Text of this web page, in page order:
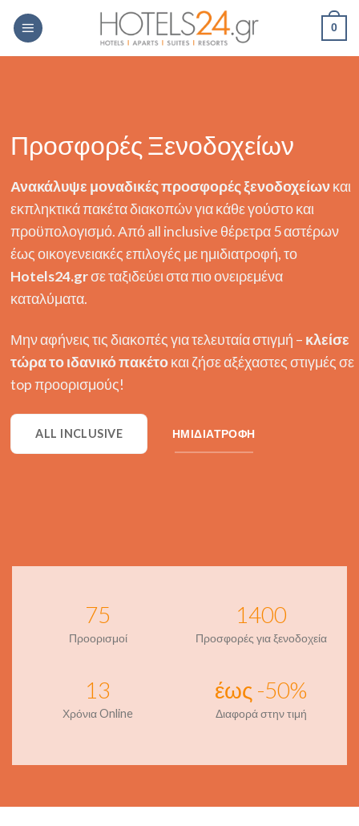
Skip
content
0
Προσφορές Ξενοδοχείων
Ανακάλυψε μοναδικές προσφορές ξενοδοχείωνκαι
εκπληκτικά πακέτα διακοπών για κάθε γούστο και
προϋπολογισμό. Απόall inclusive θέρετρα 5 αστέρων
έως οικογενειακές επιλογές με ημιδιατροφή, το
Hotels24.grσε ταξιδεύει στα πιο ονειρεμένα
καταλύματα.
Μην αφήνεις τις διακοπές για τελευταία στιγμή – κλείσε
τώρα το ιδανικό πακέτοκαι ζήσε αξέχαστες στιγμές σε
top προορισμούς!
ALL INCLUSIVE ΗΜΙΔΙΑΤΡΟΦΗ
75
Προορισμοί
1400
Προσφορές για ξενοδοχεία
13
Χρόνια Online
έως -50%
Διαφορά στην τιμή